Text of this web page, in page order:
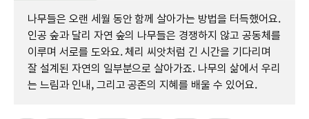
나무들은 오랜 세월 동안 함께 살아가는 방법을 터득했어요.
인공 숲과 달리 자연 숲의 나무들은 경쟁하지 않고 공동체를
이루며 서로를 도와요. 체리 씨앗처럼 긴 시간을 기다리며
잘 설계된 자연의 일부분으로 살아가죠. 나무의 삶에서 우리
는 느림과 인내, 그리고 공존의 지혜를 배울 수 있어요.